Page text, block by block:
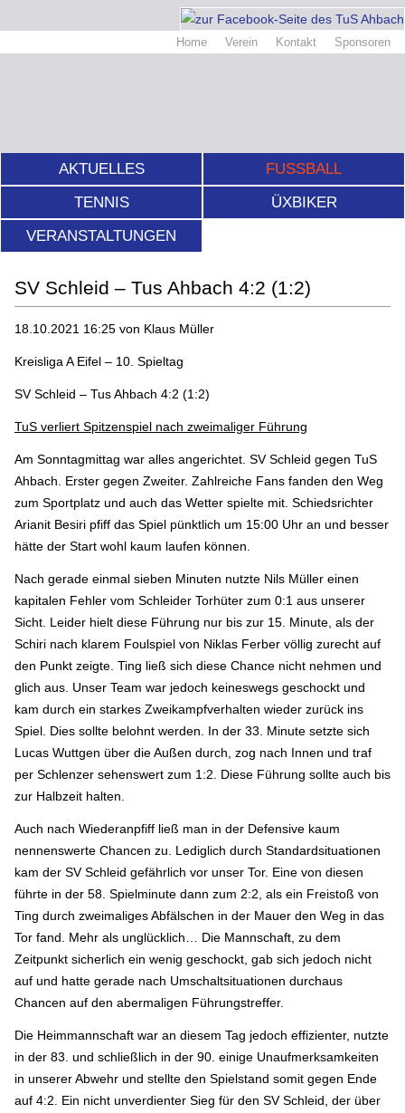
Home Verein Kontakt Sponsoren
AKTUELLES
FUSSBALL
TENNIS
ÜXBIKER
VERANSTALTUNGEN
SV Schleid – Tus Ahbach 4:2 (1:2)
18.10.2021 16:25 von Klaus Müller
Kreisliga A Eifel – 10. Spieltag
SV Schleid – Tus Ahbach 4:2 (1:2)
TuS verliert Spitzenspiel nach zweimaliger Führung
Am Sonntagmittag war alles angerichtet. SV Schleid gegen TuS
Ahbach. Erster gegen Zweiter. Zahlreiche Fans fanden den Weg
zum Sportplatz und auch das Wetter spielte mit. Schiedsrichter
Arianit Besiri pfiff das Spiel pünktlich um 15:00 Uhr an und besser
hätte der Start wohl kaum laufen können.
Nach gerade einmal sieben Minuten nutzte Nils Müller einen
kapitalen Fehler vom Schleider Torhüter zum 0:1 aus unserer
Sicht. Leider hielt diese Führung nur bis zur 15. Minute, als der
Schiri nach klarem Foulspiel von Niklas Ferber völlig zurecht auf
den Punkt zeigte. Ting ließ sich diese Chance nicht nehmen und
glich aus. Unser Team war jedoch keineswegs geschockt und
kam durch ein starkes Zweikampfverhalten wieder zurück ins
Spiel. Dies sollte belohnt werden. In der 33. Minute setzte sich
Lucas Wuttgen über die Außen durch, zog nach Innen und traf
per Schlenzer sehenswert zum 1:2. Diese Führung sollte auch bis
zur Halbzeit halten.
Auch nach Wiederanpfiff ließ man in der Defensive kaum
nennenswerte Chancen zu. Lediglich durch Standardsituationen
kam der SV Schleid gefährlich vor unser Tor. Eine von diesen
führte in der 58. Spielminute dann zum 2:2, als ein Freistoß von
Ting durch zweimaliges Abfälschen in der Mauer den Weg in das
Tor fand. Mehr als unglücklich… Die Mannschaft, zu dem
Zeitpunkt sicherlich ein wenig geschockt, gab sich jedoch nicht
auf und hatte gerade nach Umschaltsituationen durchaus
Chancen auf den abermaligen Führungstreffer.
Die Heimmannschaft war an diesem Tag jedoch effizienter, nutzte
in der 83. und schließlich in der 90. einige Unaufmerksamkeiten
in unserer Abwehr und stellte den Spielstand somit gegen Ende
auf 4:2. Ein nicht unverdienter Sieg für den SV Schleid, der über